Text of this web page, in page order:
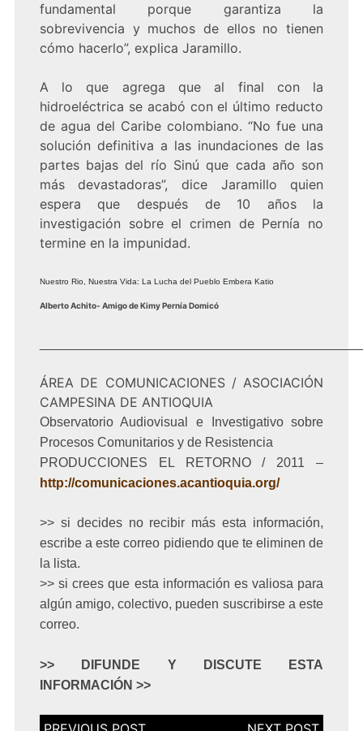
fundamental porque garantiza la
sobrevivencia y muchos de ellos no tienen
cómo hacerlo”, explica Jaramillo.
A lo que agrega que al final con la
hidroeléctrica se acabó con el último reducto
de agua del Caribe colombiano. “No fue una
solución definitiva a las inundaciones de las
partes bajas del río Sinú que cada año son
más devastadoras”, dice Jaramillo quien
espera que después de 10 años la
investigación sobre el crimen de Pernía no
termine en la impunidad.
Nuestro Rio, Nuestra Vida: La Lucha del Pueblo Embera Katio
Alberto Achito- Amigo de Kimy Pernía Domicó
ÁREA DE COMUNICACIONES / ASOCIACIÓN
CAMPESINA DE ANTIOQUIA
Observatorio Audiovisual e Investigativo sobre
Procesos Comunitarios y de Resistencia
PRODUCCIONES EL RETORNO / 2011 –
http://comunicaciones.acantioquia.org/
>> si decides no recibir más esta información,
escribe a este correo pidiendo que te eliminen de
la lista.
>> si crees que esta información es valiosa para
algún amigo, colectivo, pueden suscribirse a este
correo.
>> DIFUNDE Y DISCUTE ESTA
INFORMACIÓN >>
Navegación